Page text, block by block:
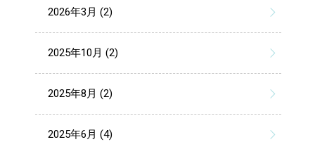
2026年3月 (2)
2025年10月 (2)
2025年8月 (2)
2025年6月 (4)